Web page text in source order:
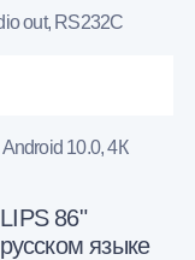
out, RS232С
10.0, 4К
86"
языке